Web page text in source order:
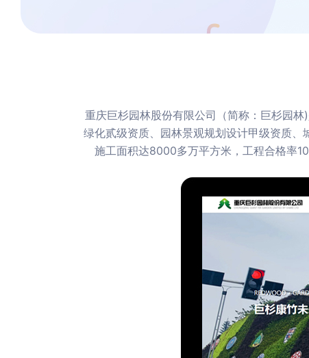
重庆巨杉园林股份有限公司（简称：巨杉园
绿化贰级资质、园林景观规划设计甲级资质
施工面积达8000多万平方米，工程合格率